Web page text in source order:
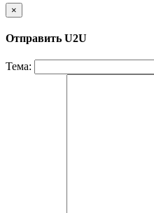
×
Отправить U2U
Тема: